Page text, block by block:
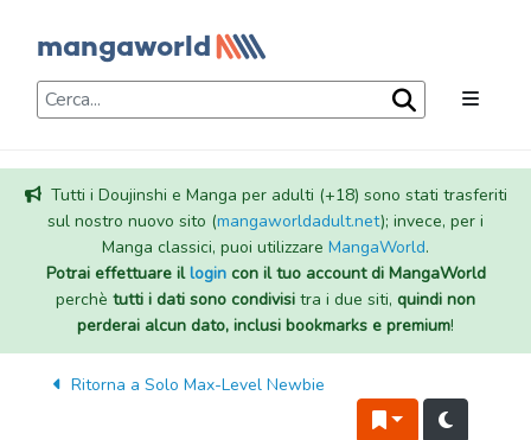
Tutti i Doujinshi e Manga per adulti (+18) sono stati trasferiti
sul nostro nuovo sito (mangaworldadult.net); invece, per i
Manga classici, puoi utilizzare MangaWorld.
Potrai effettuare illogincon il tuo account di MangaWorld
perchè tutti i dati sono condivisi tra i due siti, quindi non
perderai alcun dato, inclusi bookmarks e premium!
Ritorna a Solo Max-Level Newbie